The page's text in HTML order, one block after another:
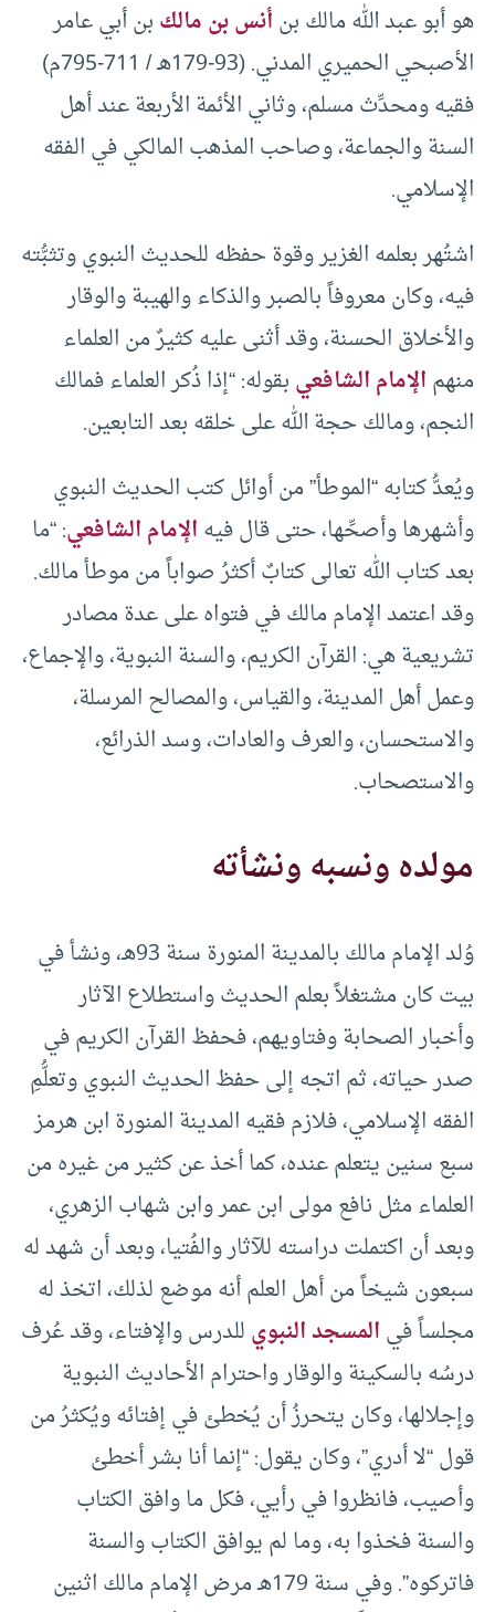
هو أبو عبد الله مالك بنأنس بن مالكبن أبي عامر
الأصبحي الحميري المدني. (93-179هـ / 711-795م)
فقيه ومحدِّث مسلم، وثاني الأئمة الأربعة عند أهل
السنة والجماعة، وصاحب المذهب المالكي في الفقه
الإسلامي.
اشتُهر بعلمه الغزير وقوة حفظه للحديث النبوي وتثبُّته
فيه، وكان معروفاً بالصبر والذكاء والهيبة والوقار
والأخلاق الحسنة، وقد أثنى عليه كثيرٌ من العلماء
منهمالإمام الشافعيبقوله: “إذا ذُكر العلماء فمالك
النجم، ومالك حجة الله على خلقه بعد التابعين.
ويُعدُّ كتابه “الموطأ” من أوائل كتب الحديث النبوي
وأشهرها وأصحِّها، حتى قال فيهالإمام الشافعي: “ما
بعد كتاب الله تعالى كتابٌ أكثرُ صواباً من موطأ مالك.
وقد اعتمد الإمام مالك في فتواه على عدة مصادر
تشريعية هي: القرآن الكريم، والسنة النبوية، والإجماع،
وعمل أهل المدينة، والقياس، والمصالح المرسلة،
والاستحسان، والعرف والعادات، وسد الذرائع،
والاستصحاب.
مولده ونسبه ونشأته
وُلد الإمام مالك بالمدينة المنورة سنة 93هـ، ونشأ في
بيت كان مشتغلاً بعلم الحديث واستطلاع الآثار
وأخبار الصحابة وفتاويهم، فحفظ القرآن الكريم في
صدر حياته، ثم اتجه إلى حفظ الحديث النبوي وتعلُّمِ
الفقه الإسلامي، فلازم فقيه المدينة المنورة ابن هرمز
سبع سنين يتعلم عنده، كما أخذ عن كثير من غيره من
العلماء مثل نافع مولى ابن عمر وابن شهاب الزهري،
وبعد أن اكتملت دراسته للآثار والفُتيا، وبعد أن شهد له
سبعون شيخاً من أهل العلم أنه موضع لذلك، اتخذ له
مجلساً فيالمسجد النبويللدرس والإفتاء، وقد عُرف
درسُه بالسكينة والوقار واحترام الأحاديث النبوية
وإجلالها، وكان يتحرزُ أن يُخطئ في إفتائه ويُكثرُ من
قول “لا أدري”، وكان يقول: “إنما أنا بشر أخطئ
وأصيب، فانظروا في رأيي، فكل ما وافق الكتاب
والسنة فخذوا به، وما لم يوافق الكتاب والسنة
فاتركوه”. وفي سنة 179هـ مرض الإمام مالك اثنين